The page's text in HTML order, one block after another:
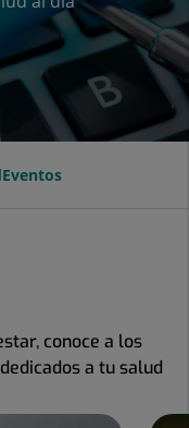
Eventos
conoce a los
a tu salud